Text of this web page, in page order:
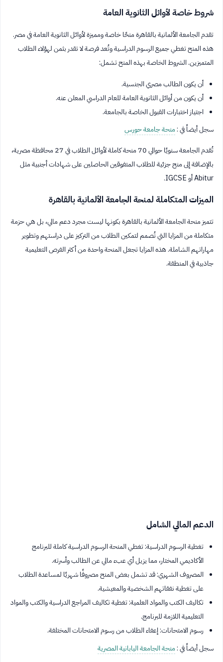
شروط خاصة لأوائل الثانوية العامة
تقدم الجامعة الألمانية بالقاهرة منحًا خاصة ومميزة لأوائل الثانوية العامة في مصر.
هذه المنح تغطي جميع الرسوم الدراسية وتُعد فرصة لا تقدر بثمن لهؤلاء الطلاب
المتميزين. الشروط الخاصة بهذه المنح تشمل:
أن يكون الطالب مصري الجنسية.
أن يكون من أوائل الثانوية العامة للعام الدراسي المعلن عنه.
اجتياز اختبارات القبول الخاصة بالجامعة.
سجل أيضاً في :منحة جامعة حورس
تُقدم الجامعة سنويًا حوالي 70 منحة كاملة لأوائل الطلاب في 27 محافظة مصرية،
بالإضافة إلى منح جزئية للطلاب المتفوقين الحاصلين على شهادات أجنبية مثل
Abitur أو IGCSE.
الميزات المتكاملة لمنحة الجامعة الألمانية بالقاهرة
تتميز منحة الجامعة الألمانية بالقاهرة بكونها ليست مجرد دعم مالي، بل هي حزمة
متكاملة من المزايا التي تُصمم لتمكين الطلاب من التركيز على دراستهم وتطوير
مهاراتهم الشاملة. هذه المزايا تجعل المنحة واحدة من أكثر الفرص التعليمية
جاذبية في المنطقة.
الدعم المالي الشامل
تغطية الرسوم الدراسية: تغطي المنحة الرسوم الدراسية كاملة للبرنامج
الأكاديمي المختار، مما يزيل أي عبء مالي عن الطالب وأسرته.
المصروف الشهري: قد تشمل بعض المنح مصروفًا شهريًا لمساعدة الطلاب
على تغطية نفقاتهم الشخصية والمعيشية.
تكاليف الكتب والمواد العلمية: تغطية تكاليف المراجع الدراسية والكتب والمواد
التعليمية اللازمة للبرنامج.
رسوم الامتحانات: إعفاء الطلاب من رسوم الامتحانات المختلفة.
سجل أيضاً في :منحة الجامعة اليابانية المصرية